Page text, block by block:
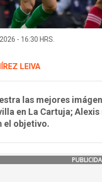
- 16:30 HRS.
LEIVA
las mejores
en La Cartuja;
el objetivo.